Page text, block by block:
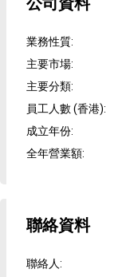
業務性質:
主要市場:
主要分類:
員工人數 (香港):
成立年份:
全年營業額:
聯絡資料
聯絡人: